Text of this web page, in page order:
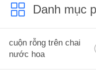
YÊU
CẦU
BÁO
GIÁ
Danh mục
cuộn rỗng trên chai
nước hoa